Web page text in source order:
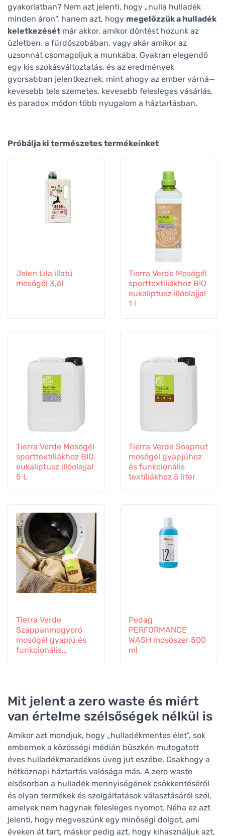
gyakorlatban? Nem azt jelenti, hogy „nulla hulladék
minden áron", hanem azt, hogy megelőzzük a hulladék
keletkezését már akkor, amikor döntést hozunk az
üzletben, a fürdőszobában, vagy akár amikor az
uzsonnát csomagoljuk a munkába. Gyakran elegendő
egy kis szokásváltoztatás, és az eredmények
gyorsabban jelentkeznek, mint ahogy az ember várná—
kevesebb tele szemetes, kevesebb felesleges vásárlás,
és paradox módon több nyugalom a háztartásban.
Próbálja ki természetes termékeinket
Jelen Lila illatú
mosógél 3,6l
Tierra Verde Mosógél
sporttextíliákhoz BIO
eukaliptusz illóolajjal
1 l
Tierra Verde Mosógél
sporttextíliákhoz BIO
eukaliptusz illóolajjal
5 L
Tierra Verde Soapnut
mosógél gyapjúhoz
és funkcionális
textíliákhoz 5 liter
Tierra Verde
Szappanmogyoró
mosógél gyapjú és
funkcionális
Pedag
PERFORMANCE
WASH mosószer 500
ml
Mit jelent a zero waste és miért
van értelme szélsőségek nélkül is
Amikor azt mondjuk, hogy „hulladékmentes élet", sok
embernek a közösségi médián büszkén mutogatott
éves hulladékmaradékos üveg jut eszébe. Csakhogy a
hétköznapi háztartás valósága más. A zero waste
elsősorban a hulladék mennyiségének csökkentéséről
és olyan termékek és szolgáltatások választásáról szól,
amelyek nem hagynak felesleges nyomot. Néha ez azt
jelenti, hogy megveszünk egy minőségi dolgot, ami
éveken át tart, máskor pedig azt, hogy kihasználjuk azt,